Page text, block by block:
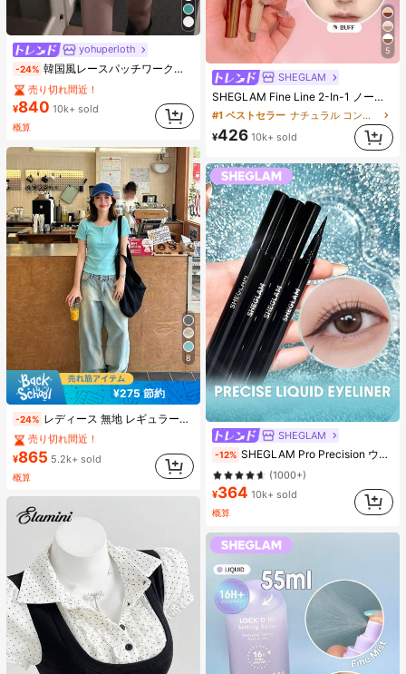
yohuperloth
-24% 韓国風レースパッチワークキャミソールタンクトップ、Y2Kエステティック、ストリートウェアカジュアルサマー
#1 ベストセラー
売り切れ間近！
(1000+)
#1 ベストセラー
売り切れ間近！
#1 ベストセラー
売り切れ間近！
#1 ベストセラー
に 緑色 万能デイリートップス
(1000+)
¥840 10k+ sold
概算
8
¥275 節約
-24% レディース 無地 レギュラーショルダー 半袖Tシャツ ラウンドネック スリムフィット 美シルエット 伸縮性 軽量 通気性 快適素材 夏用 万能 オールマッチ トップス
#1 ベストセラー
に ボタン 女性用Tシャツ
売り切れ間近！
#1 ベストセラー
売り切れ間近！
#1 ベストセラー
売り切れ間近！
#1 ベストセラー
に ボタン 女性用Tシャツ
¥865 5.2k+ sold
概算
5
SHEGLAM
SHEGLAM Fine Line 2-In-1 ノーズコンター&ハイライトペン-Buff ノーズシャドウ シェーディング 女性と女の子のためのブランドビューティーコスメメイクアップ
#1 ベストセラー
ナチュラル コントゥア＆ブロンザー
¥426 10k+ sold
SHEGLAM
-12% SHEGLAM Pro Precision ウォータープルーフリキッドアイライナー-Black 女性と女の子のためのブランドビューティーコスメメイクアップ
#1 ベストセラー
(1000+)
#1 ベストセラー
(1000+)
#1 ベストセラー
(1000+)
#1 ベストセラー
アイライナーペンシル アイライナー
¥364 10k+ sold
概算